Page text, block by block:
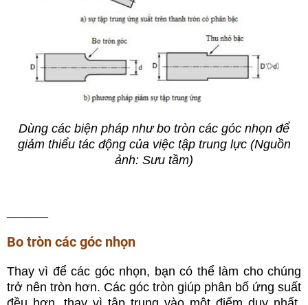
Dùng các biện pháp như bo tròn các góc nhọn để
giảm thiểu tác động của việc tập trung lực (Nguồn
ảnh: Sưu tầm)
Bo tròn các góc nhọn
Thay vì để các góc nhọn, bạn có thể làm cho chúng
trở nên tròn hơn. Các góc tròn giúp phân bố ứng suất